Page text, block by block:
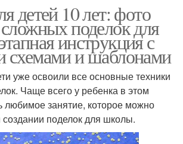
детей 10 лет: фото
поделок для
инструкция с
схемами и шаблонами
уже освоили все основные техники
Чаще всего у ребенка в этом
любимое занятие, которое можно
создании поделок для школы.